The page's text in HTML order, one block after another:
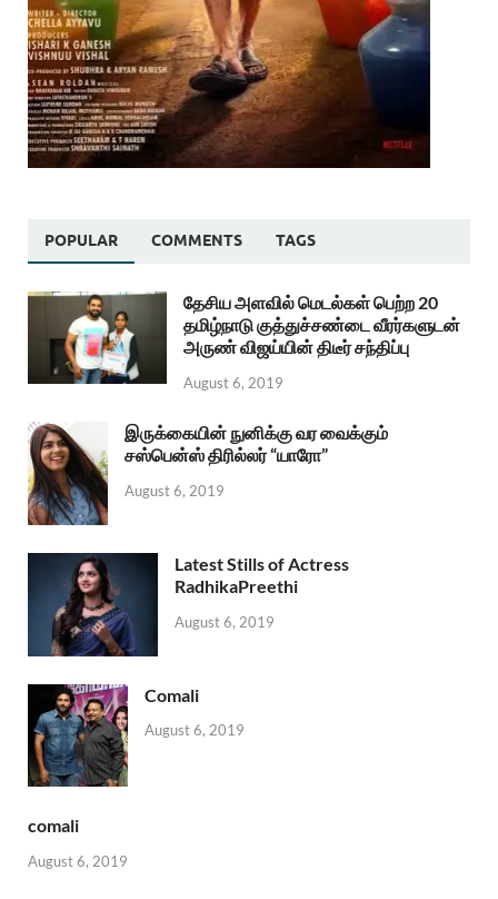
POPULAR COMMENTS TAGS
தேசிய அளவில் மெடல்கள் பெற்ற 20
தமிழ்நாடு குத்துச்சண்டை வீரர்களுடன்
அருண் விஜய்யின் திடீர் சந்திப்பு
August 6, 2019
இருக்கையின் நுனிக்கு வர வைக்கும்
சஸ்பென்ஸ் திரில்லர் “யாரோ”
August 6, 2019
Latest Stills of Actress
RadhikaPreethi
August 6, 2019
Comali
August 6, 2019
comali
August 6, 2019